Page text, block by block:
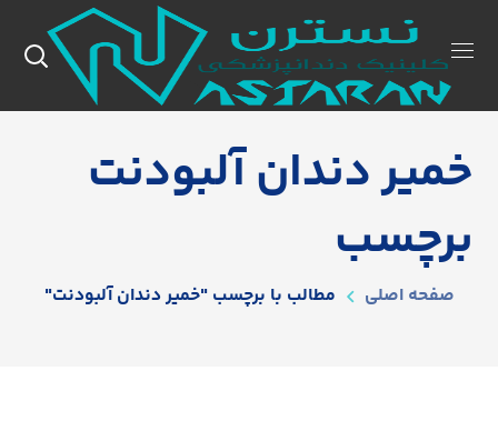
خمیر دندان آلبودنت
برچسب
صفحه اصلی مطالب با برچسب "خمیر دندان آلبودنت"